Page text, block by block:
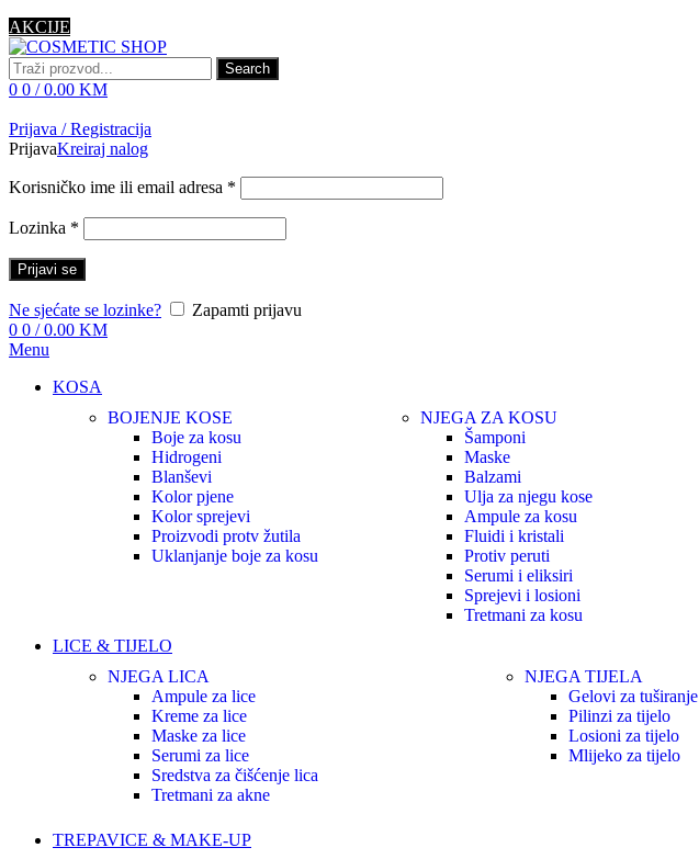
AKCIJE
Search
0 0 / 0.00 KM
Prijava / Registracija
PrijavaKreiraj nalog
Korisničko ime ili email adresa *
Lozinka *
Prijavi se
Ne sjećate se lozinke?
Zapamti prijavu
0 0 / 0.00 KM
Menu
KOSA
BOJENJE KOSE
Boje za kosu
Hidrogeni
Blanševi
Kolor pjene
Kolor sprejevi
Proizvodi protv žutila
Uklanjanje boje za kosu
NJEGA ZA KOSU
Šamponi
Maske
Balzami
Ulja za njegu kose
Ampule za kosu
Fluidi i kristali
Protiv peruti
Serumi i eliksiri
Sprejevi i losioni
Tretmani za kosu
LICE & TIJELO
NJEGA LICA
Ampule za lice
Kreme za lice
Maske za lice
Serumi za lice
Sredstva za čišćenje lica
Tretmani za akne
NJEGA TIJELA
Gelovi za tuširanje
Pilinzi za tijelo
Losioni za tijelo
Mlijeko za tijelo
TREPAVICE & MAKE-UP